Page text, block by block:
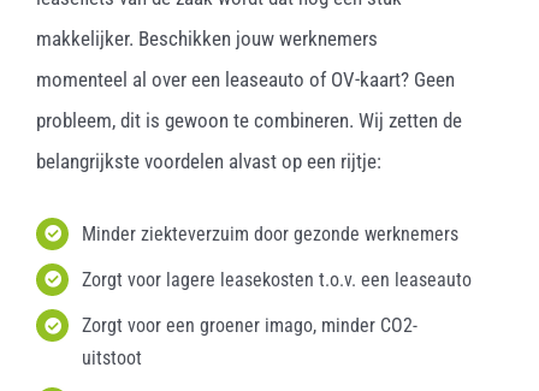
makkelijker. Beschikken jouw werknemers
momenteel al over een leaseauto of OV-kaart? Geen
probleem, dit is gewoon te combineren. Wij zetten de
belangrijkste voordelen alvast op een rijtje:
Minder ziekteverzuim door gezonde werknemers
Zorgt voor lagere leasekosten t.o.v. een leaseauto
Zorgt voor een groener imago, minder CO2-
uitstoot